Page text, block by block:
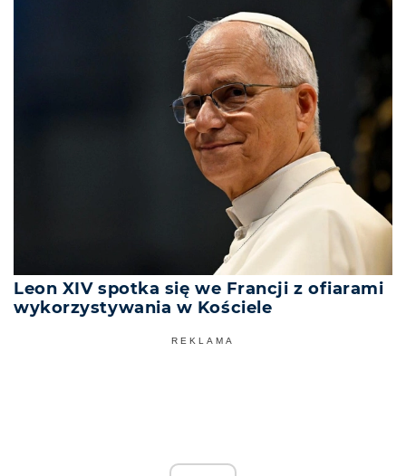
Leon XIV spotka się we Francji z ofiarami
wykorzystywania w Kościele
REKLAMA